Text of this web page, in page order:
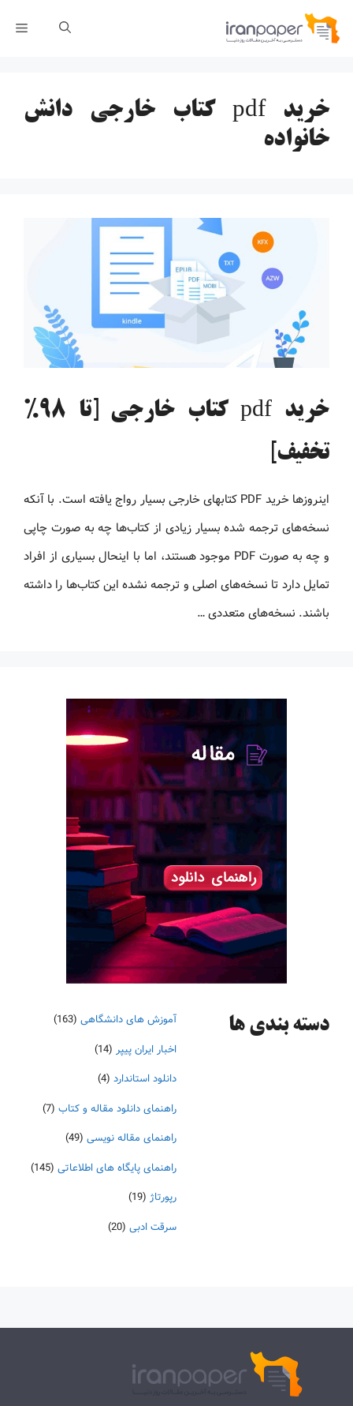
پرش
خرید pdf کتاب خارجی دانش
خانواده
خرید pdf کتاب خارجی [تا 98%
تخفیف]
اینروزها خرید PDF کتاب‎های خارجی بسیار رواج یافته است. با آنکه
نسخه‌های ترجمه شده بسیار زیادی از کتاب‌ها چه به صورت چاپی
و چه به صورت PDF موجود هستند، اما با اینحال بسیاری از افراد
تمایل دارد تا نسخه‌های اصلی و ترجمه نشده این کتاب‌ها را داشته
باشند. نسخه‌های متعددی …
دسته‌ بندی ها آموزش های دانشگاهی (163)
اخبار ایران پیپر (14)
دانلود استاندارد (4)
راهنمای دانلود مقاله و کتاب (7)
راهنمای مقاله نویسی (49)
راهنمای پایگاه های اطلاعاتی (145)
رپورتاژ (19)
سرقت ادبی (20)